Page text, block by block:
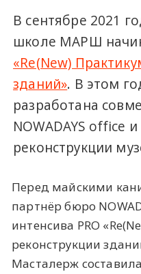
В сентябре 2021
школе МАРШ
«Re(New)
зданий». В этом
разработана
NOWADAYS office
реконструкции
Перед майскими
партнёр бюро
интенсива PRO
реконструкции
Масталерж